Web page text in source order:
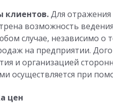
клиентов.Для
возможность
случае, независимо о
на предприятии.
и организацией
осуществляется при
цен